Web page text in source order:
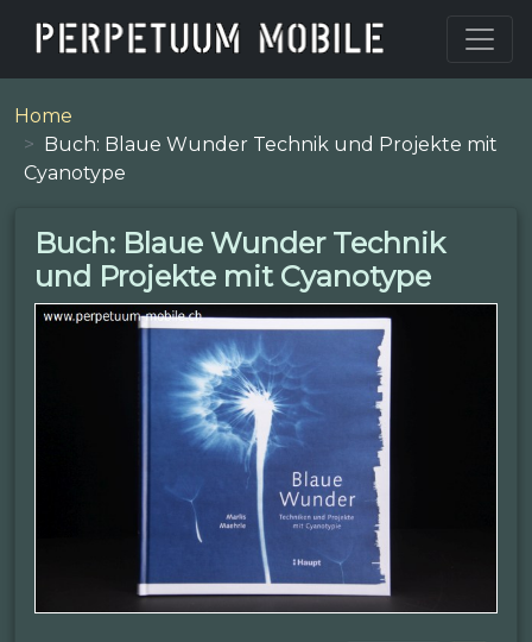
Home
Buch: Blaue Wunder Technik und Projekte mit
Cyanotype
Buch: Blaue Wunder Technik
und Projekte mit Cyanotype